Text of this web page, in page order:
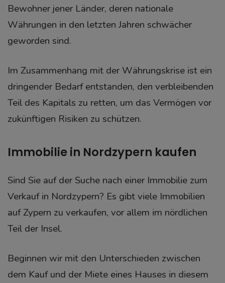
Bewohner jener Länder, deren nationale
Währungen in den letzten Jahren schwächer
geworden sind.
Im Zusammenhang mit der Währungskrise ist ein
dringender Bedarf entstanden, den verbleibenden
Teil des Kapitals zu retten, um das Vermögen vor
zukünftigen Risiken zu schützen.
Immobilie in Nordzypern kaufen
Sind Sie auf der Suche nach einer Immobilie zum
Verkauf in Nordzypern? Es gibt viele Immobilien
auf Zypern zu verkaufen, vor allem im nördlichen
Teil der Insel.
Beginnen wir mit den Unterschieden zwischen
dem Kauf und der Miete eines Hauses in diesem